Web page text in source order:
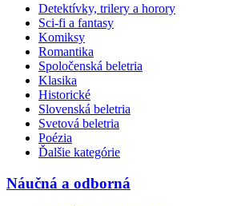
Detektívky, trilery a horory
Sci-fi a fantasy
Komiksy
Romantika
Spoločenská beletria
Klasika
Historické
Slovenská beletria
Svetová beletria
Poézia
Ďalšie kategórie
Náučná a odborná